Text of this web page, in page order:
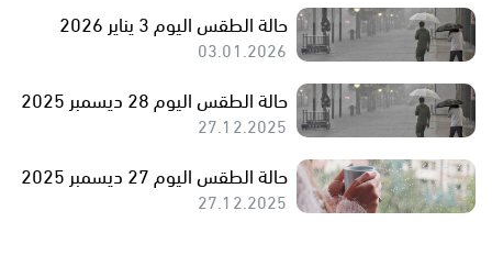
حالة الطقس اليوم 3 يناير 2026
03.01.2026
حالة الطقس اليوم 28 ديسمبر 2025
27.12.2025
حالة الطقس اليوم 27 ديسمبر 2025
27.12.2025